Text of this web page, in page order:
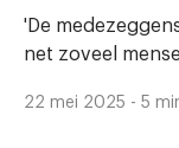
'De
net zoveel
22 mei 2025 - 5